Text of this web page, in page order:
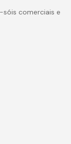
comerciais e